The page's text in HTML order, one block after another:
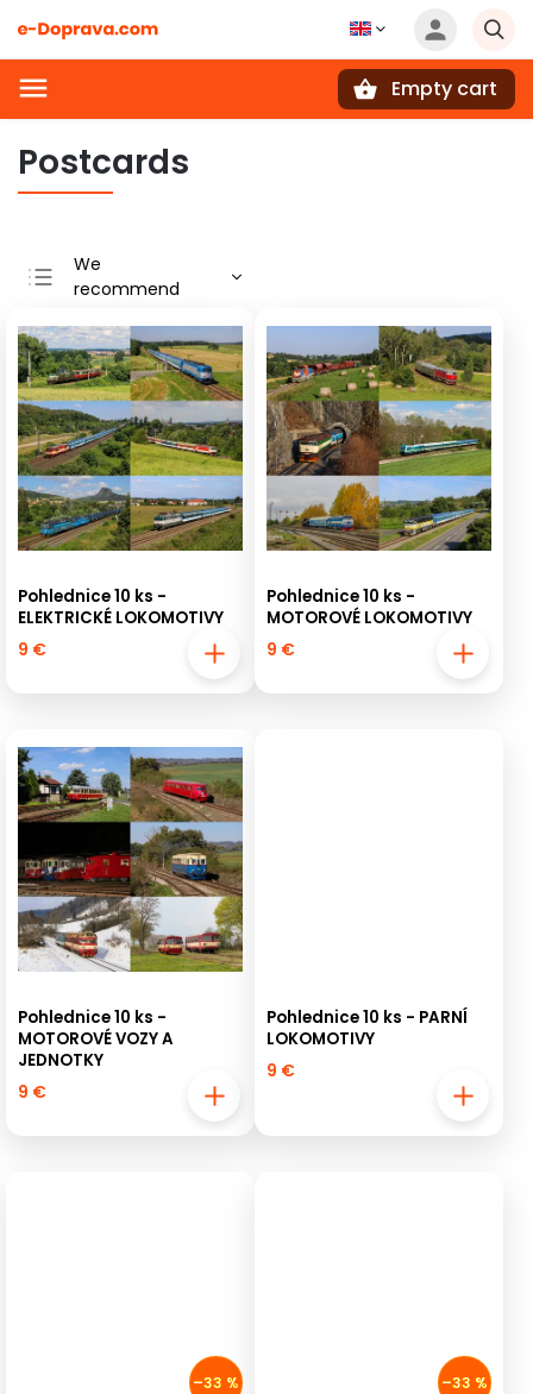
Empty cart
Postcards
We
recommend
Most expensive
Bestsellers
Alphabetically
Pohlednice 10 ks -
ELEKTRICKÉ LOKOMOTIVY
9 €
Pohlednice 10 ks -
MOTOROVÉ LOKOMOTIVY
9 €
Pohlednice 10 ks -
MOTOROVÉ VOZY A
JEDNOTKY
9 €
Pohlednice 10 ks - PARNÍ
LOKOMOTIVY
9 €
–33 % –33 %